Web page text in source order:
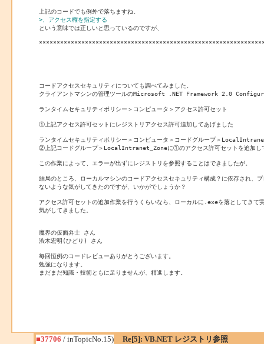
>、アクセス権を指定する
という意味では正しいと思っているのですが、
コードアクセスセキュリティについても調べてみました。
クライアントマシンの管理ツールのMicrosoft .NET Framework 2.0
ランタイムセキュリティポリシー＞コンピュータ＞アクセス許可セット
①上記アクセス許可セットにレジストリアクセス許可追加してあげました
ランタイムセキュリティポリシー＞コンピュータ＞コードグループ＞
②上記コードグループ＞LocalIntranet_Zoneに①のアクセス許可セットを追加し
この作業によって、エラーが出ずにレジストリを参照することはできましたが。
結局のところ、ローカルマシンのコードアクセスセキュリティ構成？に依存され、
ないような気がしてきたのですが、いかがでしょうか？
アクセス許可セットの追加作業を行うくらいなら、ローカルに.exeを落としてきて
気がしてきました。
魔界の仮面弁士 さん
渋木宏明(ひどり) さん
毎回恒例のコードレビューありがとうございます。
勉強になります。
まだまだ知識・技術ともに足りませんが、精進します。
■37706 / inTopicNo.15) Re[5]: VB.NET レジストリ参照